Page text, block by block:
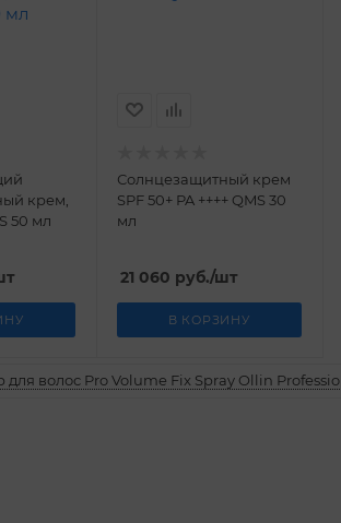
крем,
50 мл
Солнцезащитный крем
SPF 50+ PA ++++ QMS 30
мл
21 060 руб./шт
В КОРЗИНУ
волос Pro Volume Fix Spray Ollin